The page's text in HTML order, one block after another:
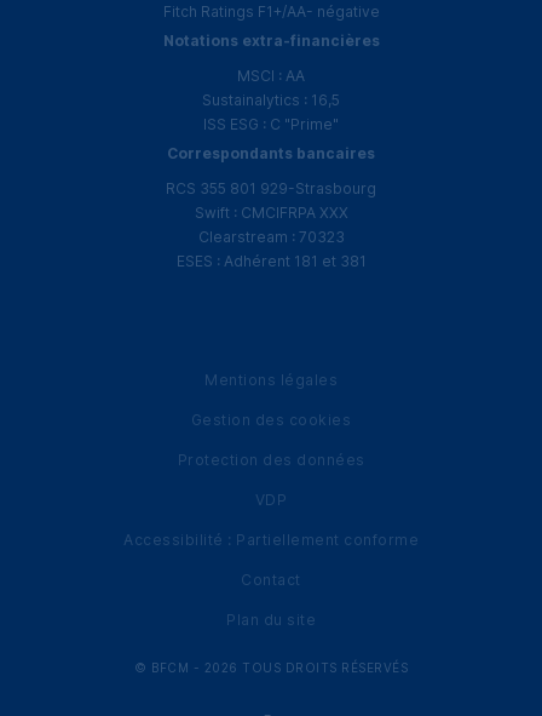
Fitch Ratings F1 +/AA- négative
Notations extra-financières
MSCI : AA
Sustainalytics : 16,5
ISS ESG : C "Prime"
Correspondants bancaires
RCS 355 801 929-Strasbourg
Swift : CMCIFRPA XXX
Clearstream : 70323
ESES : Adhérent 181 et 381
Mentions légales
Gestion des cookies
Protection des données
VDP
Accessibilité : Partiellement conforme
Contact
Plan du site
© BFCM - 2026 TOUS DROITS RÉSERVÉS